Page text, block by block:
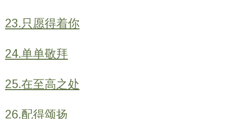
23.只愿得着你
24.单单敬拜
25.在至高之处
26.配得颂扬